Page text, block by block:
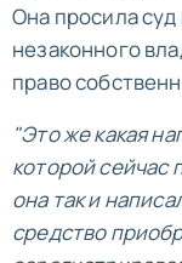
Она просила
незаконного
право
"Это же какая
которой сейчас
она так и
средство